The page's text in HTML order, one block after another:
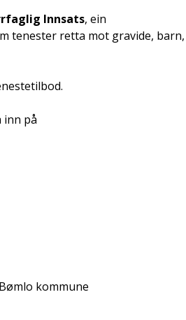
Innsats, ein
tenester retta mot gravide, barn,
inn på
kommune